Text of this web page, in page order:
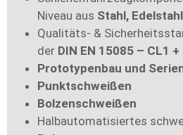
Niveau aus Stahl,
Qualitäts- &
der DIN EN 15085 – CL1
Prototypenbau und
Punktschweißen
Bolzenschweißen
Halbautomatisiertes